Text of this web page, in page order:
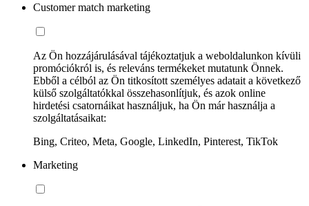
Customer match marketing
Az Ön hozzájárulásával tájékoztatjuk a weboldalunkon kívüli
promóciókról is, és releváns termékeket mutatunk Önnek.
Ebből a célból az Ön titkosított személyes adatait a következő
külső szolgáltatókkal összehasonlítjuk, és azok online
hirdetési csatornáikat használjuk, ha Ön már használja a
szolgáltatásaikat:
Bing, Criteo, Meta, Google, LinkedIn, Pinterest, TikTok
Marketing